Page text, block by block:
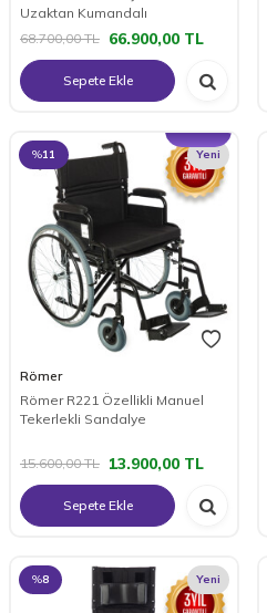
Uzaktan Kumandalı
68.700,00TL 66.900,00 TL
Sepete Ekle
%11 Yeni
Römer
Römer R221 Özellikli Manuel
Tekerlekli Sandalye
15.600,00TL 13.900,00 TL
Sepete Ekle
%8 Yeni